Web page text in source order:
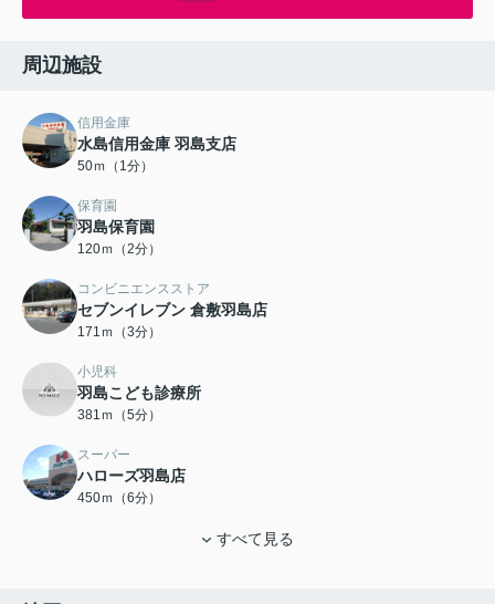
周辺施設
信用金庫
水島信用金庫 羽島支店
50ｍ（1分）
保育園
羽島保育園
120ｍ（2分）
コンビニエンスストア
セブンイレブン 倉敷羽島店
171ｍ（3分）
小児科
羽島こども診療所
381ｍ（5分）
スーパー
ハローズ羽島店
450ｍ（6分）
すべて見る